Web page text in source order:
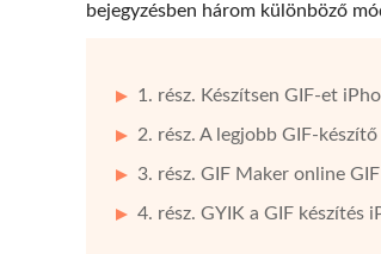
bejegyzésben három különböző
1. rész. Készítsen GIF-et
2. rész. A legjobb GIF-
3. rész. GIF Maker online
4. rész. GYIK a GIF készítés